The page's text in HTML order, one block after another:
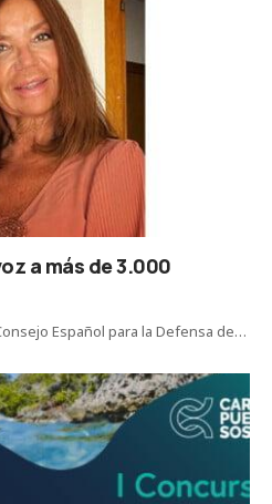
a más de 3.000
Español para la Defensa de…